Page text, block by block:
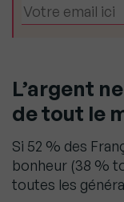
L’argent
de tout le
Si 52 % des
bonheur (38 %
toutes les